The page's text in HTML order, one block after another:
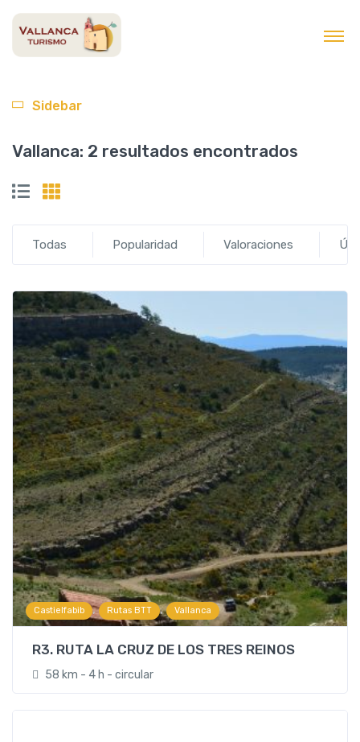
Vallanca: 2 resultados encontrados
Todas Popularidad Valoraciones
Castielfabib , Rutas BTT , Vallanca
R3. RUTA LA CRUZ DE LOS TRES REINOS
58 km - 4 h - circular
Sidebar